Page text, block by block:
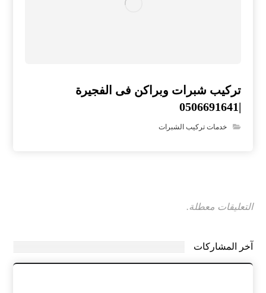
تركيب شبرات وبراكن فى الفجيرة
|0506691641
خدمات تركيب الشبرات
التعليقات معطلة.
آخر المشاركات